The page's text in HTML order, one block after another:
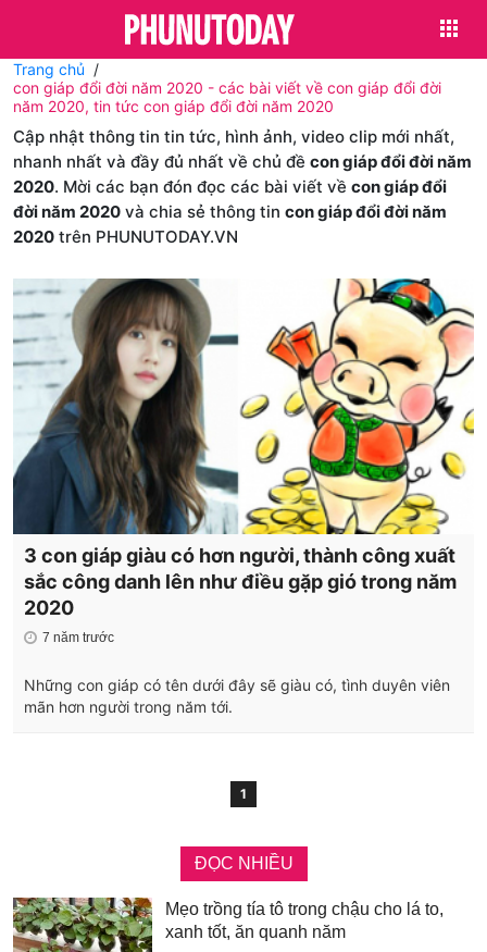
Trang chủ
con giáp đổi đời năm 2020 - các bài viết về con giáp đổi đời
năm 2020, tin tức con giáp đổi đời năm 2020
Cập nhật thông tin tin tức, hình ảnh, video clip mới nhất,
nhanh nhất và đầy đủ nhất về chủ đề con giáp đổi đời năm
2020. Mời các bạn đón đọc các bài viết về con giáp đổi
đời năm 2020 và chia sẻ thông tin con giáp đổi đời năm
2020 trên PHUNUTODAY.VN
3 con giáp giàu có hơn người, thành công xuất
sắc công danh lên như điều gặp gió trong năm
2020
7 năm trước
Những con giáp có tên dưới đây sẽ giàu có, tình duyên viên
mãn hơn người trong năm tới.
1
ĐỌC NHIỀU
Mẹo trồng tía tô trong chậu cho lá to,
xanh tốt, ăn quanh năm